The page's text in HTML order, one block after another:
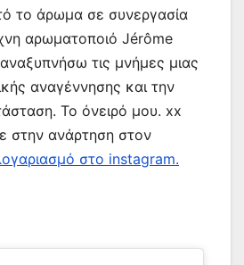
το άρωμα σε συνεργασία
αρωματοποιό Jérôme
τις μνήμες μιας
αναγέννησης και την
Το όνειρό μου. xx
στην ανάρτηση στον
στο instagram.